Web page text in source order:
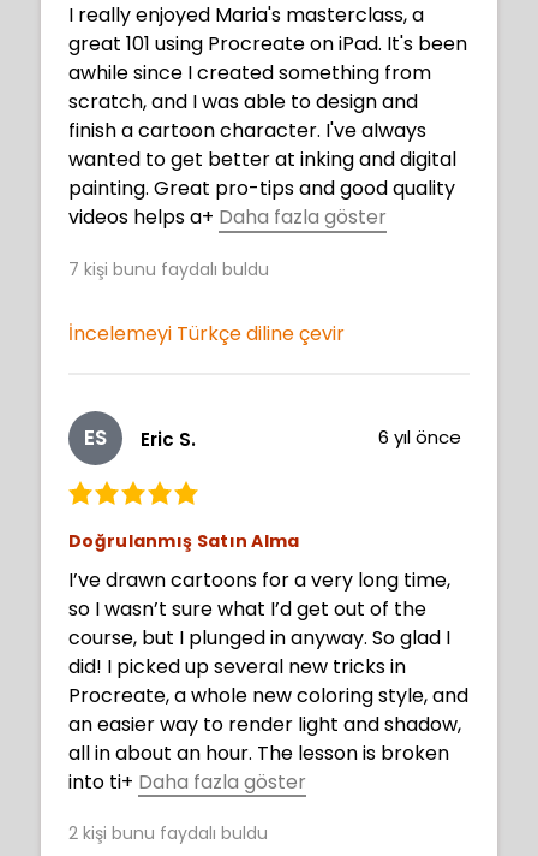
I really enjoyed Maria's masterclass, a
great 101 using Procreate on iPad. It's been
awhile since I created something from
scratch, and I was able to design and
finish a cartoon character. I've always
wanted to get better at inking and digital
painting. Great pro-tips and good quality
videos helps a+ Daha fazla göster
again and making me feel confident that I
7 kişi bunu faydalı buldu
İncelemeyi Türkçe diline çevir
ES Eric S. 6 yıl önce
Doğrulanmış Satın Alma
I’ve drawn cartoons for a very long time,
so I wasn’t sure what I’d get out of the
course, but I plunged in anyway. So glad I
did! I picked up several new tricks in
Procreate, a whole new coloring style, and
an easier way to render light and shadow,
all in about an hour. The lesson is broken
into ti+ Daha fazla göster
what you want to watch again.
2 kişi bunu faydalı buldu